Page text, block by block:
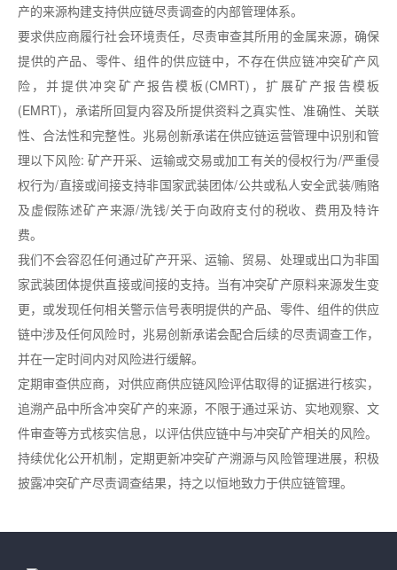
产的来源构建支持供应链尽责调查的内部管理体系。
要求供应商履行社会环境责任，尽责审查其所用的金属来源，确保
提供的产品、零件、组件的供应链中，不存在供应链冲突矿产风
险，并提供冲突矿产报告模板 (CMRT) ，扩展矿产报告模板
(EMRT)，承诺所回复内容及所提供资料之真实性、准确性、关联
性、合法性和完整性。兆易创新承诺在供应链运营管理中识别和管
理以下风险: 矿产开采、运输或交易或加工有关的侵权行为/严重侵
权行为/直接或间接支持非国家武装团体/公共或私人安全武装/贿赂
及虚假陈述矿产来源/洗钱/关于向政府支付的税收、费用及特许
费。
我们不会容忍任何通过矿产开采、运输、贸易、处理或出口为非国
家武装团体提供直接或间接的支持。当有冲突矿产原料来源发生变
更，或发现任何相关警示信号表明提供的产品、零件、组件的供应
链中涉及任何风险时，兆易创新承诺会配合后续的尽责调查工作，
并在一定时间内对风险进行缓解。
定期审查供应商，对供应商供应链风险评估取得的证据进行核实，
追溯产品中所含冲突矿产的来源，不限于通过采访、实地观察、文
件审查等方式核实信息，以评估供应链中与冲突矿产相关的风险。
持续优化公开机制，定期更新冲突矿产溯源与风险管理进展，积极
披露冲突矿产尽责调查结果，持之以恒地致力于供应链管理。